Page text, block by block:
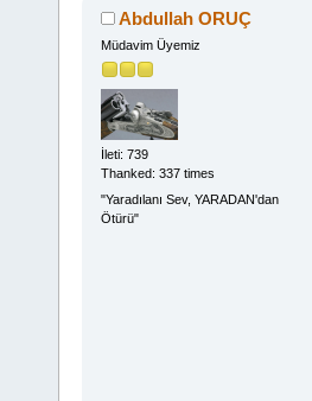
Abdullah ORUÇ
Müdavim Üyemiz
İleti: 739
Thanked: 337 times
"Yaradılanı Sev, YARADAN'dan
Ötürü"